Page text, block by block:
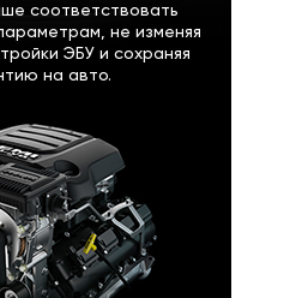
соответствовать
не изменяя
ЭБУ и сохраняя
на авто.